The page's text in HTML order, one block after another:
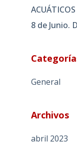
ACUÁTICOS
8 de Junio.
General
Archivos
abril 2023